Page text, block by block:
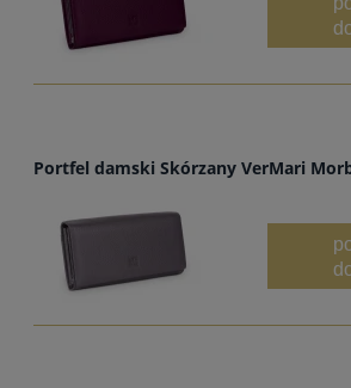
Portfel damski Skórzany VerMari